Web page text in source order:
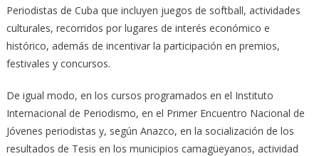
Periodistas de Cuba que incluyen juegos de softball, actividades
culturales, recorridos por lugares de interés económico e
histórico, además de incentivar la participación en premios,
festivales y concursos.
De igual modo, en los cursos programados en el Instituto
Internacional de Periodismo, en el Primer Encuentro Nacional de
Jóvenes periodistas y, según Anazco, en la socialización de los
resultados de Tesis en los municipios camagüeyanos, actividad